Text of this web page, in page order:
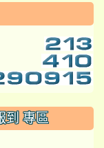
到 專區